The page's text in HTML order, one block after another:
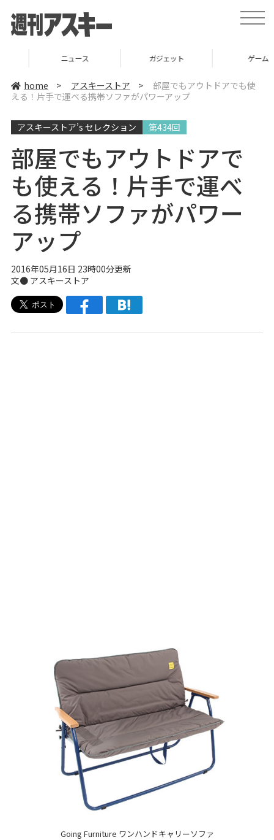
t
o
e
a
v
ガジェット
home > アスキーストア >
部屋でもアウトドアでも使
える！片手で運べる携帯ソファがパワーアップ
アスキーストア’s セレクション 第434回
部屋でもアウトドアで
も使える！片手で運べ
る携帯ソファがパワー
アップ
2016年05月16日 23時00分更新
文● アスキーストア
Going Furniture ワンハンドキャリーソファ